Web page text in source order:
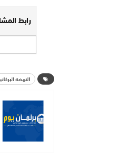
رابط
النهضة